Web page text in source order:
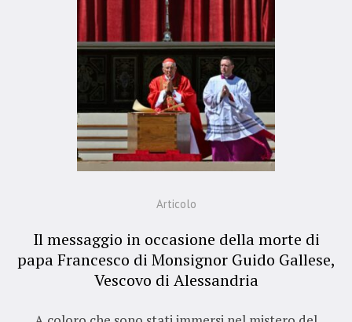
Articolo
Il messaggio in occasione della morte di
papa Francesco di Monsignor Guido Gallese,
Vescovo di Alessandria